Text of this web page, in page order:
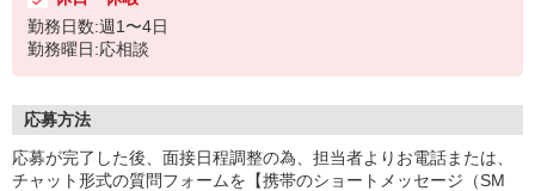
勤務日数:週1〜4日
勤務曜日:応相談
応募方法
応募が完了した後、面接日程調整の為、担当者よりお電話または、
チャット形式の質問フォームを【携帯のショートメッセージ（SM